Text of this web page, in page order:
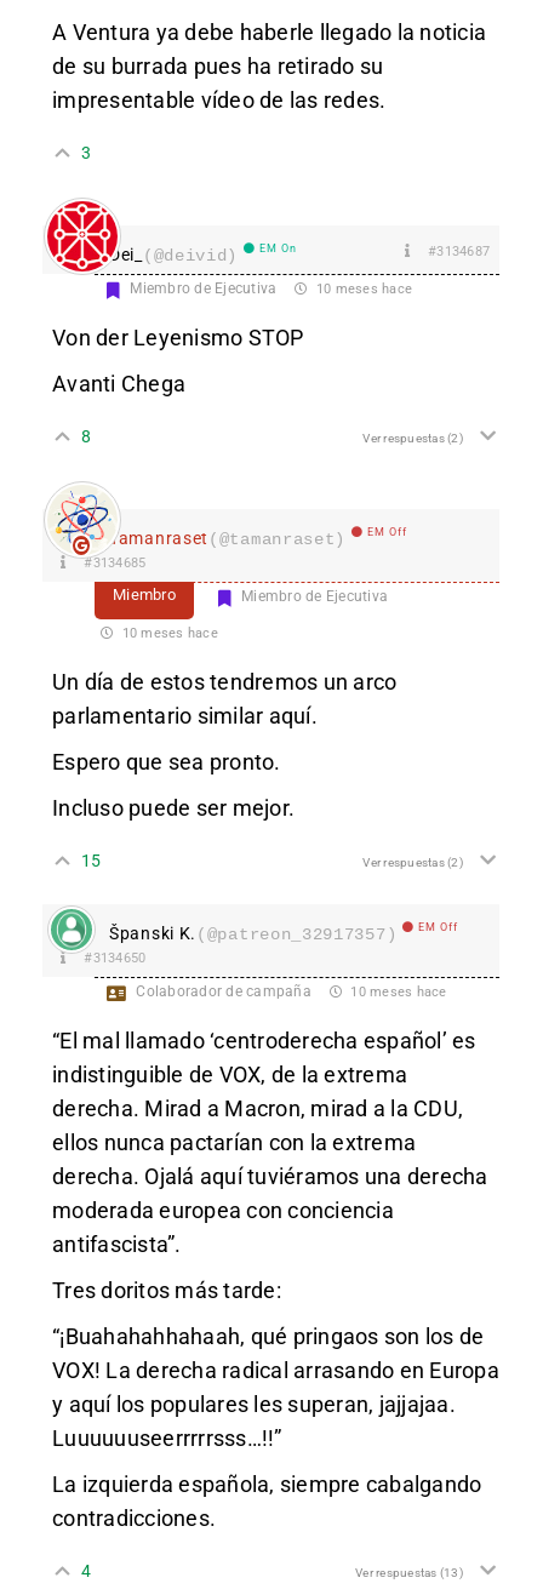
A Ventura ya debe haberle llegado la noticia
de su burrada pues ha retirado su
impresentable vídeo de las redes.
3
Dei_ (@deivid) EM On #3134687
Miembro de Ejecutiva 10 meses hace
Von der Leyenismo STOP
Avanti Chega
8 Ver respuestas(2)
Tamanraset (@tamanraset) EM Off
#3134685
Miembro Miembro de Ejecutiva
10 meses hace
Un día de estos tendremos un arco
parlamentario similar aquí.
Espero que sea pronto.
Incluso puede ser mejor.
15 Ver respuestas(2)
Španski K. (@patreon_32917357) EM Off
#3134650
Colaborador de campaña 10 meses hace
“El mal llamado ‘centroderecha español’ es
indistinguible de VOX, de la extrema
derecha. Mirad a Macron, mirad a la CDU,
ellos nunca pactarían con la extrema
derecha. Ojalá aquí tuviéramos una derecha
moderada europea con conciencia
antifascista”.
Tres doritos más tarde:
“¡Buahahahhahaah, qué pringaos son los de
VOX! La derecha radical arrasando en Europa
y aquí los populares les superan, jajjajaa.
Luuuuuuseerrrrrsss…!!”
La izquierda española, siempre cabalgando
contradicciones.
4 Ver respuestas (13)